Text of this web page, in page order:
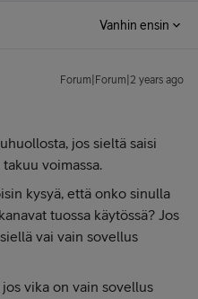
Vanhin ensin
Forum|Forum|2 years ago
jos sieltä saisi
voimassa.
kysyä, että onko sinulla
tuossa käytössä? Jos
vai vain sovellus
vika on vain sovellus